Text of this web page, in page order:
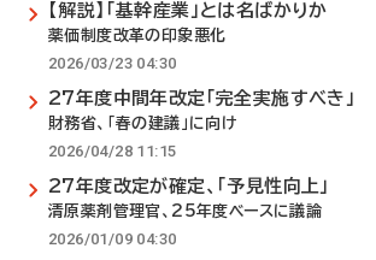
【解説】「基幹産業」とは名ばかりか
薬価制度改革の印象悪化
2026/03/23 04:30
27年度中間年改定「完全実施すべき」
財務省、「春の建議」に向け
2026/04/28 11:15
27年度改定が確定、「予見性向上」
清原薬剤管理官、25年度ベースに議論
2026/01/09 04:30